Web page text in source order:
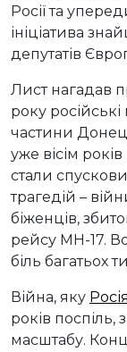
Росії та
ініціатива
депутатів
Лист нагадав
року
частини
уже вісім
стали
трагедій –
біженців,
рейсу MH-17.
біль багатьох
Війна, яку Росія
років поспіль,
масштабу.